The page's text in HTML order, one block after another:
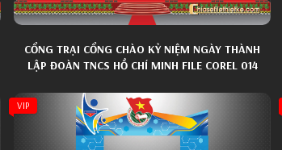
CỔNG TRẠI CỔNG CHÀO KỶ NIỆM NGÀY THÀNH
LẬP ĐOÀN TNCS HỒ CHÍ MINH FILE COREL 014
VIP